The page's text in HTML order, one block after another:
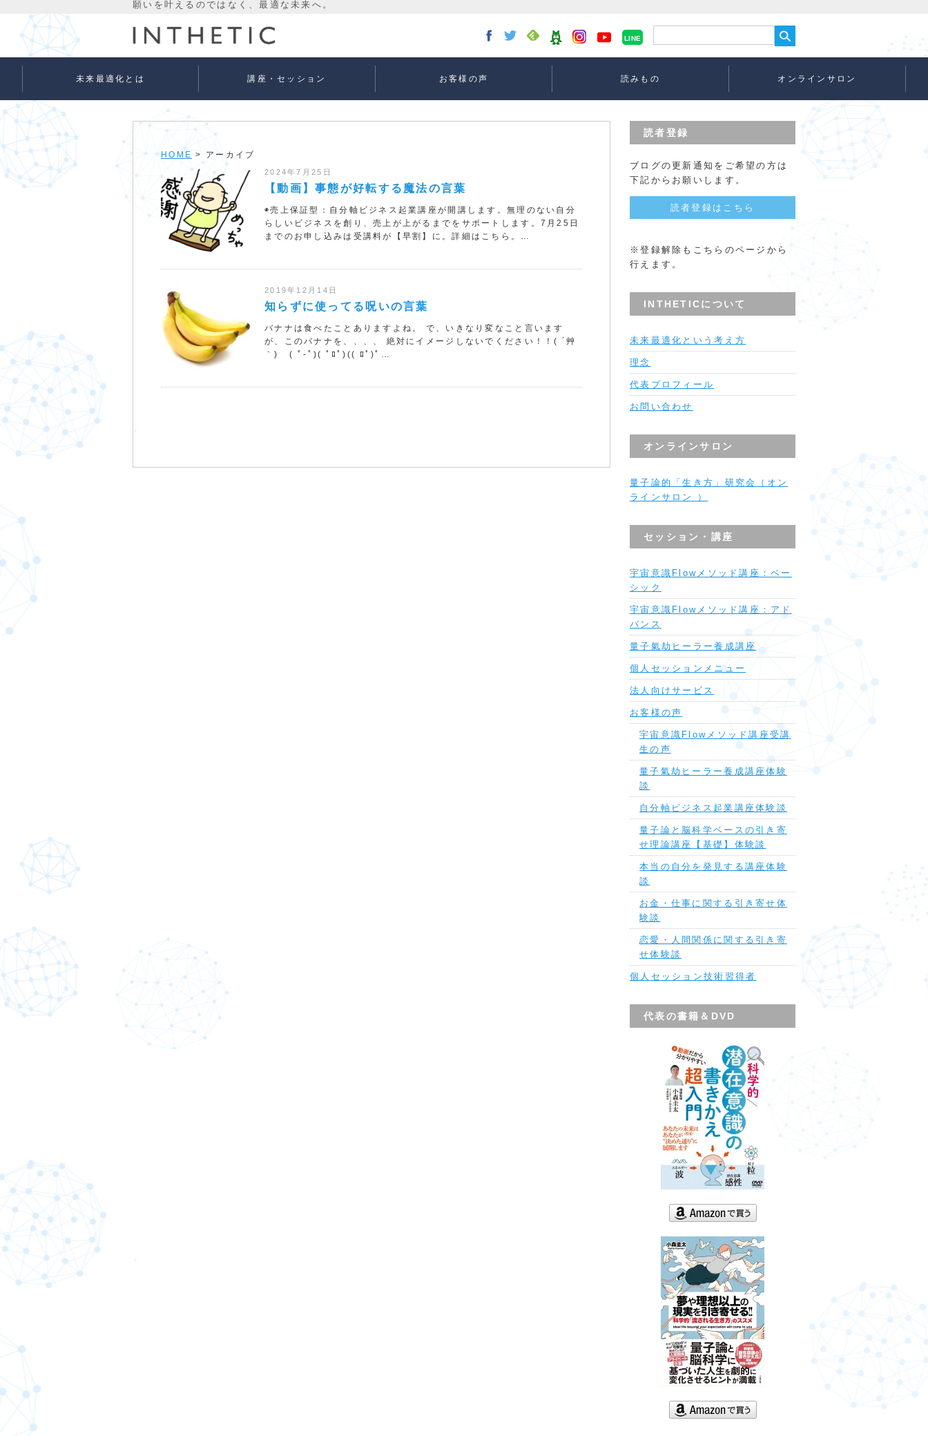
LINE
未来最適化とは 講座・セッション お客様の声 読みもの オンラインサロン
HOME > アーカイブ
2024年7月25日
【動画】事態が好転する魔法の言葉
◉売上保証型：自分軸ビジネス起業講座が開講します。無理のない自分
らしいビジネスを創り、売上が上がるまでをサポートします。7月25日
までのお申し込みは受講料が【早割】に。詳細はこちら。…
2019年12月14日
知らずに使ってる呪いの言葉
バナナは食べたことありますよね。 で、いきなり変なこと言います
が、このバナナを、、、、 絶対にイメージしないでください！！( ´艸
｀) ( ﾟ-ﾟ)( ﾟﾛﾟ)(( ﾛﾟ)ﾟ…
読者登録
ブログの更新通知をご希望の方は
下記からお願いします。
読者登録はこちら
※登録解除もこちらのページから
行えます。
INTHETICについて
未来最適化という考え方
理念
代表プロフィール
お問い合わせ
オンラインサロン
量子論的「生き方」研究会（オン
ラインサロン ）
セッション・講座
宇宙意識Flowメソッド講座：ベー
シック
宇宙意識Flowメソッド講座：アド
バンス
量子氣劫ヒーラー養成講座
個人セッションメニュー
法人向けサービス
お客様の声
宇宙意識Flowメソッド講座受講
生の声
量子氣劫ヒーラー養成講座体験
談
自分軸ビジネス起業講座体験談
量子論と脳科学ベースの引き寄
せ理論講座【基礎】体験談
本当の自分を発見する講座体験
談
お金・仕事に関する引き寄せ体
験談
恋愛・人間関係に関する引き寄
せ体験談
個人セッション技術習得者
代表の書籍＆DVD